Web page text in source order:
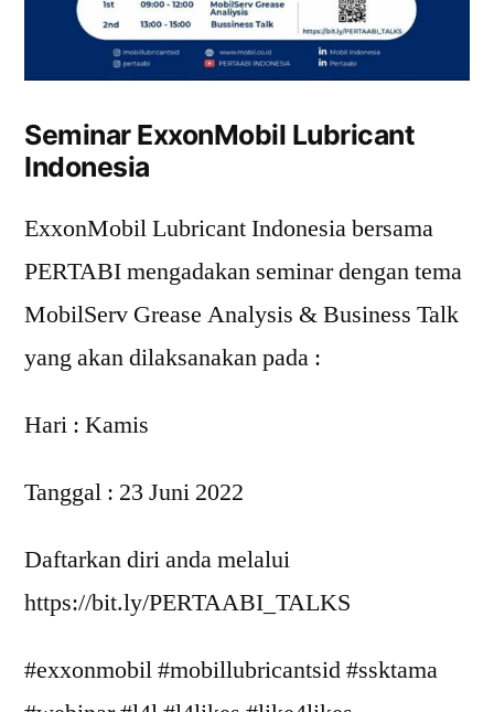
Seminar ExxonMobil Lubricant
Indonesia
ExxonMobil Lubricant Indonesia bersama
PERTABI mengadakan seminar dengan tema
MobilServ Grease Analysis & Business Talk
yang akan dilaksanakan pada :
Hari : Kamis
Tanggal : 23 Juni 2022
Daftarkan diri anda melalui
https://bit.ly/PERTAABI_TALKS
#exxonmobil #mobillubricantsid #ssktama